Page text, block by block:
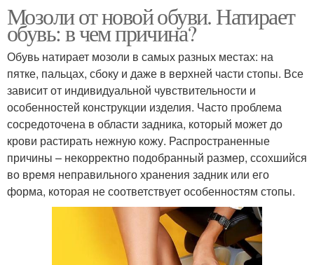
Мозоли от новой обуви. Натирает
обувь: в чем причина?
Обувь натирает мозоли в самых разных местах: на
пятке, пальцах, сбоку и даже в верхней части стопы. Все
зависит от индивидуальной чувствительности и
особенностей конструкции изделия. Часто проблема
сосредоточена в области задника, который может до
крови растирать нежную кожу. Распространенные
причины – некорректно подобранный размер, ссохшийся
во время неправильного хранения задник или его
форма, которая не соответствует особенностям стопы.